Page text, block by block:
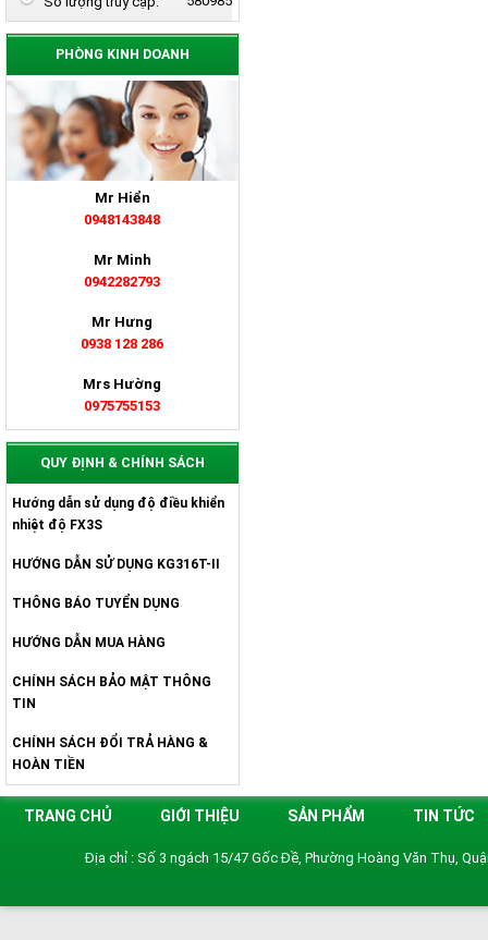
PHÒNG KINH DOANH
Mr Hiển
0948143848
Mr Minh
0942282793
Mr Hưng
0938 128 286
Mrs Hường
0975755153
QUY ĐỊNH & CHÍNH SÁCH
Hướng dẫn sử dụng độ điều khiển
nhiệt độ FX3S
HƯỚNG DẪN SỬ DỤNG KG316T-II
THÔNG BÁO TUYỂN DỤNG
HƯỚNG DẪN MUA HÀNG
CHÍNH SÁCH BẢO MẬT THÔNG
TIN
CHÍNH SÁCH ĐỔI TRẢ HÀNG &
HOÀN TIỀN
TRANG CHỦ GIỚI THIỆU SẢN PHẨM TIN TỨC
Địa chỉ : Số 3 ngách 15/47 Gốc Đề, Phường Hoàng Văn Thụ,